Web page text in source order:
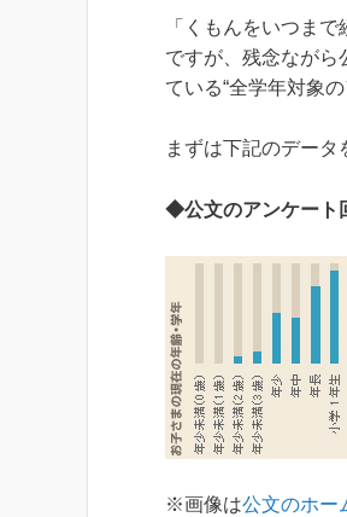
「くもんをいつま
ですが、残念ながら
ている“全学年対象
まずは下記のデータ
◆公文のアンケート
※画像は公文のホー